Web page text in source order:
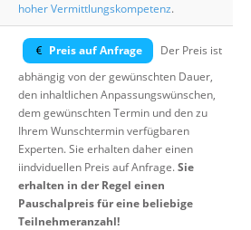
hoher Vermittlungskompetenz.
Preis auf Anfrage
Der Preis ist
abhängig von der gewünschten Dauer,
den inhaltlichen Anpassungswünschen,
dem gewünschten Termin und den zu
Ihrem Wunschtermin verfügbaren
Experten. Sie erhalten daher einen
iindviduellen Preis auf Anfrage.Sie
erhalten in der Regel einen
Pauschalpreis für eine beliebige
Teilnehmeranzahl!